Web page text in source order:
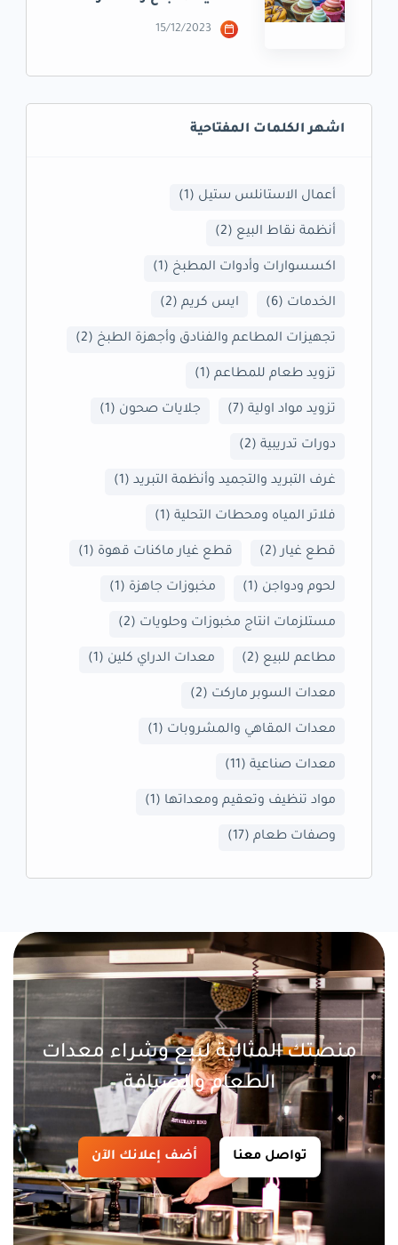
15/12/2023
اشهر الكلمات المفتاحية
أعمال الاستانلس ستيل (1)
أنظمة نقاط البيع (2)
اكسسوارات وأدوات المطبخ (1)
الخدمات (6) ايس كريم (2)
تجهيزات المطاعم والفنادق وأجهزة الطبخ (2)
تزويد طعام للمطاعم (1)
تزويد مواد اولية (7) جلايات صحون (1)
دورات تدريبية (2)
غرف التبريد والتجميد وأنظمة التبريد (1)
فلاتر المياه ومحطات التحلية (1)
قطع غيار (2) قطع غيار ماكنات قهوة (1)
لحوم ودواجن (1) مخبوزات جاهزة (1)
مستلزمات انتاج مخبوزات وحلويات (2)
مطاعم للبيع (2) معدات الدراي كلين (1)
معدات السوبر ماركت (2)
معدات المقاهي والمشروبات (1)
معدات صناعية (11)
مواد تنظيف وتعقيم ومعداتها (1)
وصفات طعام (17)
منصتك المثالية لبيع وشراء معدات
الطعام والضيافة
تواصل معنا أضف إعلانك الآن